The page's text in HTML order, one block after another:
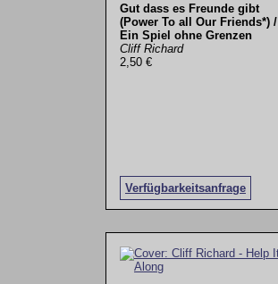
Gut dass es Freunde gibt
(Power To all Our Friends*) /
Ein Spiel ohne Grenzen
Cliff Richard
2,50 €
Verfügbarkeitsanfrage